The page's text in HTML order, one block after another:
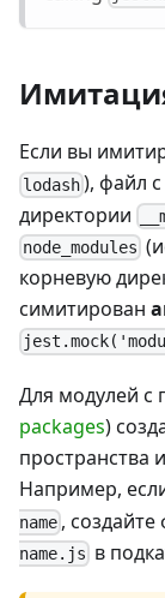
Если вы
lodash ), файл
директории
node_modules
корневую
симитирован
Для модулей с
packages)
пространства
Например,
name ,
name.js в